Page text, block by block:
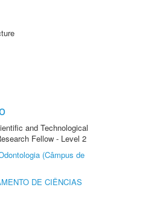
and Technological
Fellow - Level 2
(Câmpus de
DE CIÊNCIAS